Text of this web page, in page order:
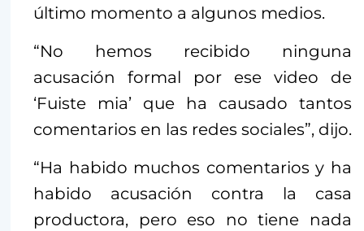
último momento a algunos medios.
“No hemos recibido ninguna
acusación formal por ese video de
‘Fuiste mia’ que ha causado tantos
comentarios en las redes sociales”, dijo.
“Ha habido muchos comentarios y ha
habido acusación contra la casa
productora, pero eso no tiene nada